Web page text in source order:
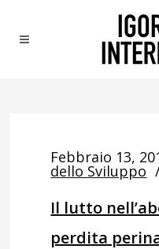
Febbraio 13,
dello Sviluppo
Il lutto
perdita